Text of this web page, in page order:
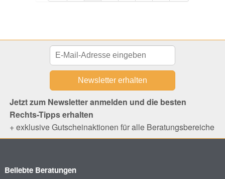
Jetzt zum Newsletter anmelden und die besten
Rechts-Tipps erhalten
+ exklusive Gutscheinaktionen für alle Beratungsbereiche
Beliebte Beratungen